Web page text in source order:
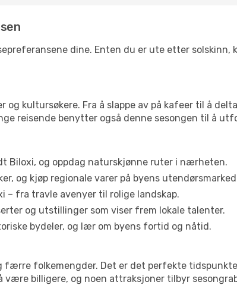
dine. Enten du er ute etter solskinn,
kultursøkere. Fra å slappe av på kafeer til å
reisende benytter også denne sesongen til å
Biloxi, og oppdag naturskjønne ruter i nærheten.
og kjøp regionale varer på byens
– fra travle avenyer til rolige landskap.
og utstillinger som viser frem lokale talenter.
bydeler, og lær om byens fortid og nåtid.
færre folkemengder. Det er det perfekte
billigere, og noen attraksjoner tilbyr